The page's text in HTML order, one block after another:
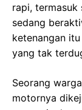
rapi,
sedang
ketenangan
yang tak
Seorang
motornya